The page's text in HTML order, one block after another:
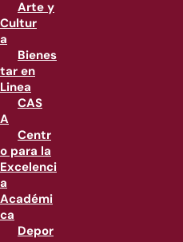
Arte y
Cultur
a
Bienes
tar en
Linea
CAS
A
Centr
o para la
Excelenci
a
Académi
ca
Depor